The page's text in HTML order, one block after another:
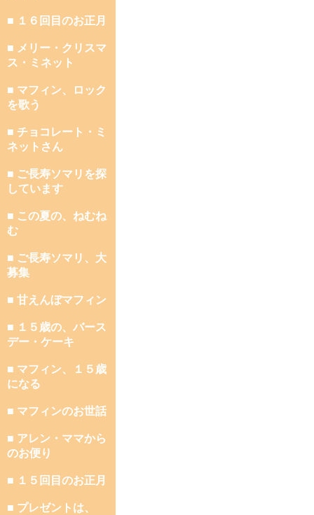
■ １６回目のお正月
■ メリー・クリスマ
ス・ミネット
■ マフィン、ロック
を歌う
■ チョコレート・ミ
ネットさん
■ ご長寿ソマリを探
しています
■ この夏の、ねむね
む
■ ご長寿ソマリ、大
募集
■ 甘えんぼマフィン
■ １５歳の、バース
デー・ケーキ
■ マフィン、１５歳
になる
■ マフィンのお世話
■ アレン・ママから
のお便り
■ １５回目のお正月
■ プレゼントは、